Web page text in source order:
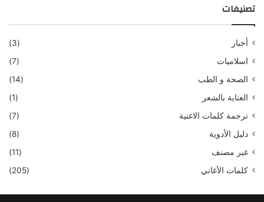
تصنيفات
أخبار
(3)
اسلاميات
(7)
الصحة و الطب
(14)
العناية بالشعر
(1)
ترجمة كلمات الاغنية
(7)
دليل الأدوية
(8)
غير مصنف
(11)
كلمات الأغاني
(205)